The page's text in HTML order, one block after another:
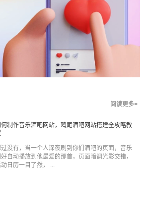
阅读更多>
制作音乐酒吧网站，鸡尾酒吧网站搭建全攻略教
没有，当一个人深夜刷到你们酒吧的页面，音乐
好自动播放到他最爱的那首，页面暗调光影交错，
日历一目了然， ...